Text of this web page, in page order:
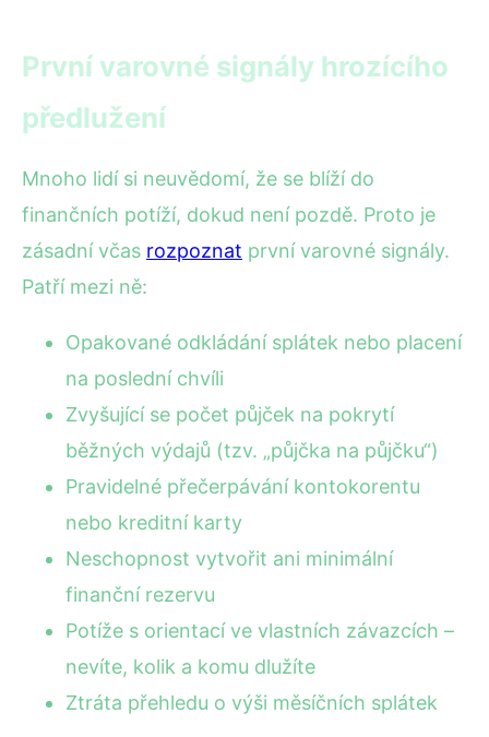
První varovné signály hrozícího
předlužení
Mnoho lidí si neuvědomí, že se blíží do
finančních potíží, dokud není pozdě. Proto je
zásadní včas rozpoznat první varovné signály.
Patří mezi ně:
Opakované odkládání splátek nebo placení
na poslední chvíli
Zvyšující se počet půjček na pokrytí
běžných výdajů (tzv. „půjčka na půjčku“)
Pravidelné přečerpávání kontokorentu
nebo kreditní karty
Neschopnost vytvořit ani minimální
finanční rezervu
Potíže s orientací ve vlastních závazcích –
nevíte, kolik a komu dlužíte
Ztráta přehledu o výši měsíčních splátek